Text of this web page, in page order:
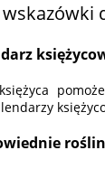
wskazówki